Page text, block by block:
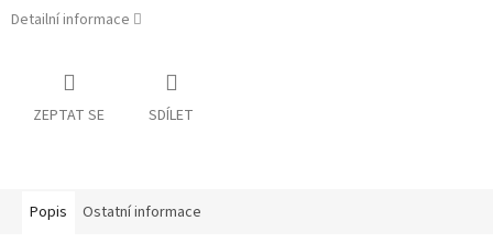
Detailní informace
ZEPTAT SE SDÍLET
Popis Ostatní informace